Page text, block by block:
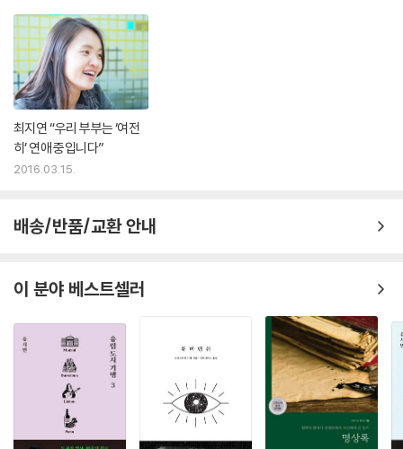
최지연 “우리 부부는 ‘여전
히’ 연애 중입니다”
2016.03.15.
배송/반품/교환 안내
이 분야 베스트셀러